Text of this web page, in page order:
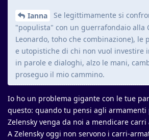
Ianna
Se legittimamente si
"populista" con un guerrafondaio alla
Leonardo, toho che combinazione), le
e utopistiche di chi non vuol investire
in parole e dialoghi, alzo le mani,
proseguo il mio cammino.
Io ho un problema gigante con le tue
questo: quando tu pensi agli armamenti
Zelensky venga da noi a mendicare carri
A Zelensky oggi non servono i carri-